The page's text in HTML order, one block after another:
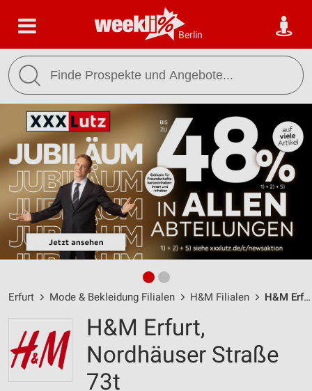
Berlin
Erfurt Mode & Bekleidung Filialen H&M Filialen H&M Erfurt / Nordhäuser Straße 73t - Öffnungszeiten & Adresse
H&M Erfurt,
Nordhäuser Straße
73t